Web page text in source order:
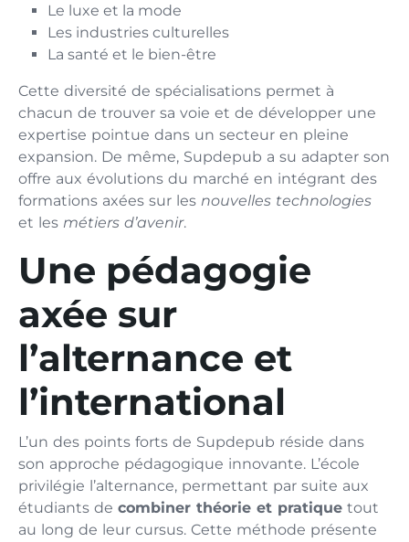
Le luxe et la mode
Les industries culturelles
La santé et le bien-être
Cette diversité de spécialisations permet à
chacun de trouver sa voie et de développer une
expertise pointue dans un secteur en pleine
expansion. De même, Supdepub a su adapter son
offre aux évolutions du marché en intégrant des
formations axées sur les nouvelles technologies
et les métiers d’avenir.
Une pédagogie
axée sur
l’alternance et
l’international
L’un des points forts de Supdepub réside dans
son approche pédagogique innovante. L’école
privilégie l’alternance, permettant par suite aux
étudiants de combiner théorie et pratique tout
au long de leur cursus. Cette méthode présente